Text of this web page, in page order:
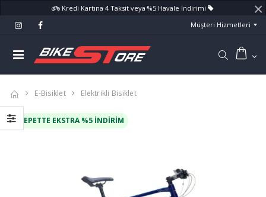
Kredi Kartına 4 Taksit veya %5 Havale İndirimi ×
Müşteri Hizmetleri
E-Bisiklet Elektrikli Bisiklet
SEPETTE EKSTRA %5 İNDIRIM